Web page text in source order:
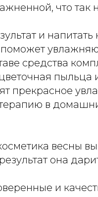
что так
и
средства
пыльца
прекрасное
в
весны
она
и